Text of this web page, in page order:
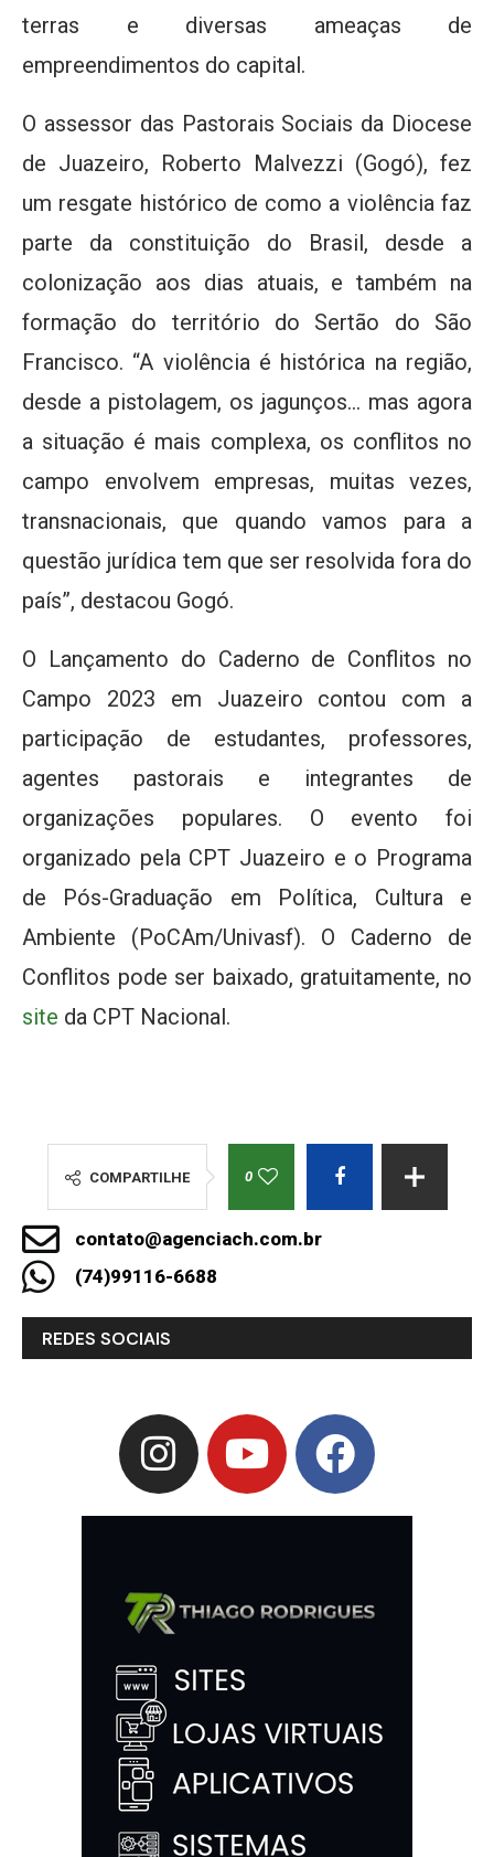
terras e diversas ameaças de
empreendimentos do capital.
O assessor das Pastorais Sociais da Diocese
de Juazeiro, Roberto Malvezzi (Gogó), fez
um resgate histórico de como a violência faz
parte da constituição do Brasil, desde a
colonização aos dias atuais, e também na
formação do território do Sertão do São
Francisco. “A violência é histórica na região,
desde a pistolagem, os jagunços… mas agora
a situação é mais complexa, os conflitos no
campo envolvem empresas, muitas vezes,
transnacionais, que quando vamos para a
questão jurídica tem que ser resolvida fora do
país”, destacou Gogó.
O Lançamento do Caderno de Conflitos no
Campo 2023 em Juazeiro contou com a
participação de estudantes, professores,
agentes pastorais e integrantes de
organizações populares. O evento foi
organizado pela CPT Juazeiro e o Programa
de Pós-Graduação em Política, Cultura e
Ambiente (PoCAm/Univasf). O Caderno de
Conflitos pode ser baixado, gratuitamente, no
site da CPT Nacional.
COMPARTILHE 0
contato@agenciach.com.br
(74)99116-6688
REDES SOCIAIS